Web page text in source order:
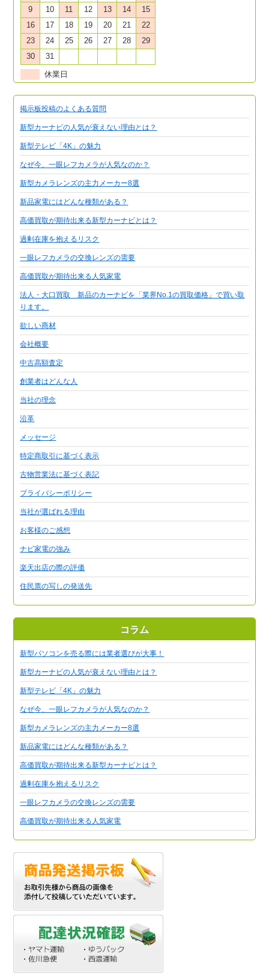
9
10 11 12 13 14
15
16
17 18 19 20 21
22
23
24 25 26 27 28
29
30
31
休業日
掲示板投稿のよくある質問
新型カーナビの人気が衰えない理由とは？
新型テレビ「4K」の魅力
なぜ今、一眼レフカメラが人気なのか？
新型カメラレンズの主力メーカー8選
新品家電にはどんな種類がある？
高価買取が期待出来る新型カーナビとは？
過剰在庫を抱えるリスク
一眼レフカメラの交換レンズの需要
高価買取が期待出来る人気家電
法人・大口買取 新品のカーナビを「業界No.1の買取価格」で買い取
ります。
欲しい商材
会社概要
中古高額査定
創業者はどんな人
当社の理念
沿革
メッセージ
特定商取引に基づく表示
古物営業法に基づく表記
プライバシーポリシー
当社が選ばれる理由
お客様のご感想
ナビ家電の強み
楽天出店の際の評価
住民票の写しの発送先
コラム
新型パソコンを売る際には業者選びが大事！
新型カーナビの人気が衰えない理由とは？
新型テレビ「4K」の魅力
なぜ今、一眼レフカメラが人気なのか？
新型カメラレンズの主力メーカー8選
新品家電にはどんな種類がある？
高価買取が期待出来る新型カーナビとは？
過剰在庫を抱えるリスク
一眼レフカメラの交換レンズの需要
高価買取が期待出来る人気家電